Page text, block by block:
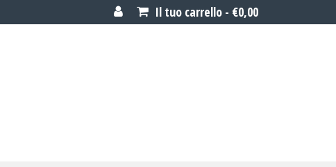
Il tuo carrello - €0,00